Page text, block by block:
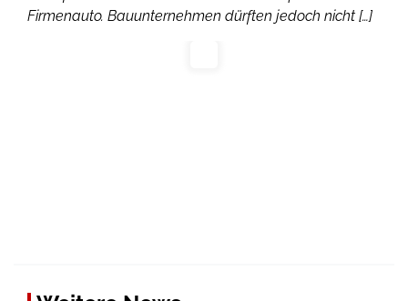
Firmenauto. Bauunternehmen dürften jedoch nicht […]